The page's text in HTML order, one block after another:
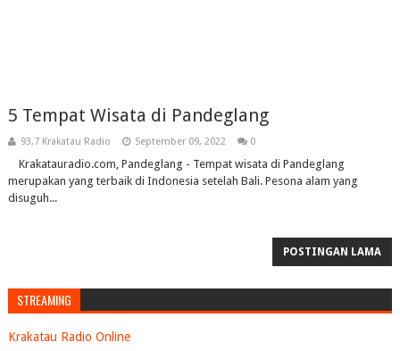
5 Tempat Wisata di Pandeglang
93,7 Krakatau Radio September 09, 2022 0
Krakatauradio.com, Pandeglang - Tempat wisata di Pandeglang
merupakan yang terbaik di Indonesia setelah Bali. Pesona alam yang
disuguh...
POSTINGAN LAMA
STREAMING
Krakatau Radio Online